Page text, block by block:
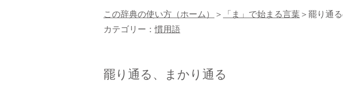
この辞典の使い方（ホーム）＞「ま」で始まる言葉＞罷り通
カテゴリー：慣用語
罷り通る、まかり通る